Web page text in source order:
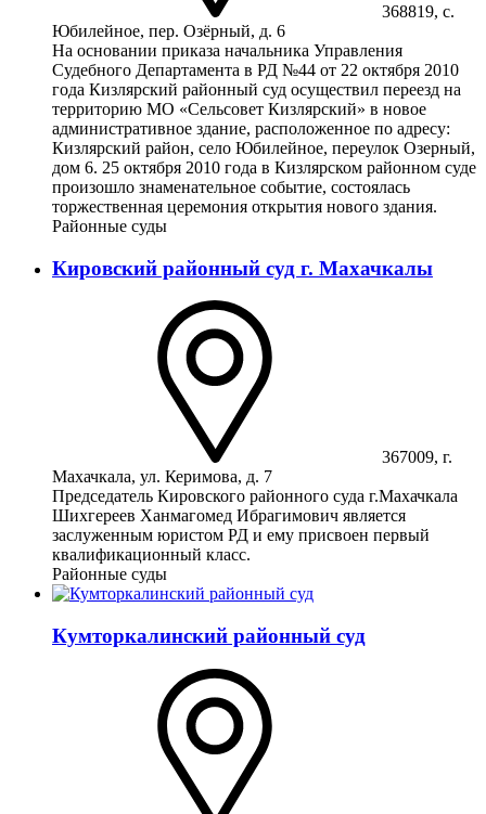
368819, с.
Юбилейное, пер. Озёрный, д. 6
На основании приказа начальника Управления
Судебного Департамента в РД №44 от 22 октября 2010
года Кизлярский районный суд осуществил переезд на
территорию МО «Сельсовет Кизлярский» в новое
административное здание, расположенное по адресу:
Кизлярский район, село Юбилейное, переулок Озерный,
дом 6. 25 октября 2010 года в Кизлярском районном суде
произошло знаменательное событие, состоялась
торжественная церемония открытия нового здания.
Районные суды
Кировский районный суд г. Махачкалы
367009, г.
Махачкала, ул. Керимова, д. 7
Председатель Кировского районного суда г.Махачкала
Шихгереев Ханмагомед Ибрагимович является
заслуженным юристом РД и ему присвоен первый
квалификационный класс.
Районные суды
Кумторкалинский районный суд